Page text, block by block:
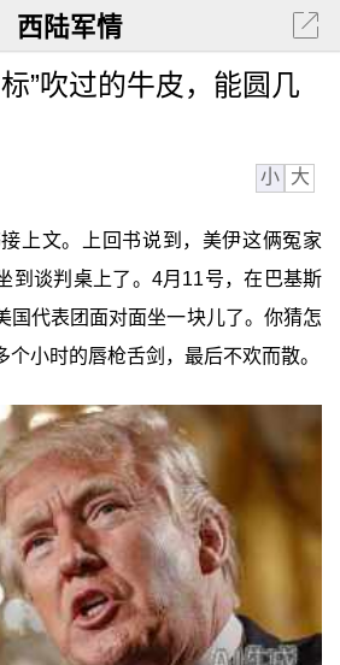
西陆军情
”吹过的牛皮，能圆几
小 大
上文。上回书说到，美伊这俩冤家
到谈判桌上了。4月11号，在巴基斯
国代表团面对面坐一块儿了。你猜怎
个小时的唇枪舌剑，最后不欢而散。